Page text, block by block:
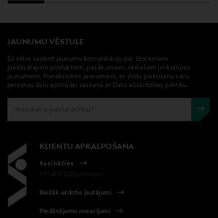
JAUNUMU VĒSTULE
Es vēlos saņemt jaunumu komunikāciju par Stockmann
piedāvātajiem produktiem, pasākumiem, veikaliem un kultūras
jaunumiem. Pierakstoties jaunumiem, es dodu piekrišanu savu
personas datu apstrādei saskaņā ar Datu aizsardzības politiku.
KLIENTU APKALPOŠANA
Sazināties
+371 67071222(pvm/mpm)
Biežāk uzdotie jautājumi
Piedāvājumu nosacījumi